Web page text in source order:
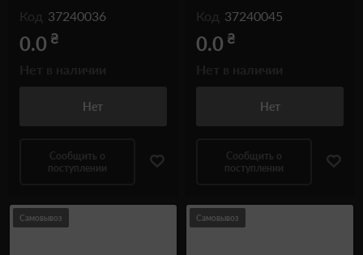
Код 37240036
0.0 ₴
Нет
Сообщить о
поступлении
Код 37240045
0.0 ₴
Нет
Сообщить о
поступлении
Самовывоз Самовывоз